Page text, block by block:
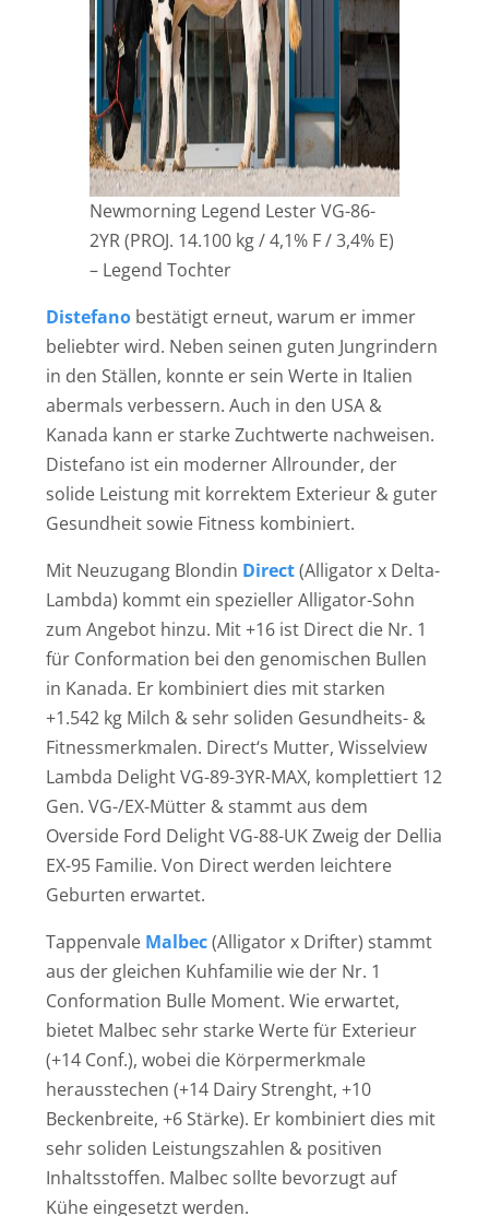
Newmorning Legend Lester VG-86-
2YR (PROJ. 14.100 kg / 4,1% F / 3,4% E)
– Legend Tochter
Distefano bestätigt erneut, warum er immer
beliebter wird. Neben seinen guten Jungrindern
in den Ställen, konnte er sein Werte in Italien
abermals verbessern. Auch in den USA &
Kanada kann er starke Zuchtwerte nachweisen.
Distefano ist ein moderner Allrounder, der
solide Leistung mit korrektem Exterieur & guter
Gesundheit sowie Fitness kombiniert.
Mit Neuzugang Blondin Direct(Alligator x Delta-
Lambda) kommt ein spezieller Alligator-Sohn
zum Angebot hinzu. Mit +16 ist Direct die Nr. 1
für Conformation bei den genomischen Bullen
in Kanada. Er kombiniert dies mit starken
+1.542 kg Milch & sehr soliden Gesundheits- &
Fitnessmerkmalen. Direct‘s Mutter, Wisselview
Lambda Delight VG-89-3YR-MAX, komplettiert 12
Gen. VG-/EX-Mütter & stammt aus dem
Overside Ford Delight VG-88-UK Zweig der Dellia
EX-95 Familie. Von Direct werden leichtere
Geburten erwartet.
Tappenvale Malbec(Alligator x Drifter) stammt
aus der gleichen Kuhfamilie wie der Nr. 1
Conformation Bulle Moment. Wie erwartet,
bietet Malbec sehr starke Werte für Exterieur
(+14 Conf.), wobei die Körpermerkmale
herausstechen (+14 Dairy Strenght, +10
Beckenbreite, +6 Stärke). Er kombiniert dies mit
sehr soliden Leistungszahlen & positiven
Inhaltsstoffen. Malbec sollte bevorzugt auf
Kühe eingesetzt werden.